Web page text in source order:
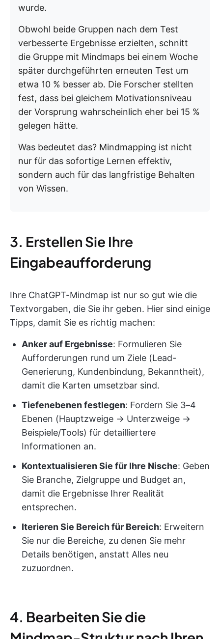
wurde.
Obwohl beide Gruppen nach dem Test
verbesserte Ergebnisse erzielten, schnitt
die Gruppe mit Mindmaps bei einem Woche
später durchgeführten erneuten Test um
etwa 10 % besser ab. Die Forscher stellten
fest, dass bei gleichem Motivationsniveau
der Vorsprung wahrscheinlich eher bei 15 %
gelegen hätte.
Was bedeutet das? Mindmapping ist nicht
nur für das sofortige Lernen effektiv,
sondern auch für das langfristige Behalten
von Wissen.
3. Erstellen Sie Ihre
Eingabeaufforderung
Ihre ChatGPT-Mindmap ist nur so gut wie die
Textvorgaben, die Sie ihr geben. Hier sind einige
Tipps, damit Sie es richtig machen:
Anker auf Ergebnisse: Formulieren Sie
Aufforderungen rund um Ziele (Lead-
Generierung, Kundenbindung, Bekanntheit),
damit die Karten umsetzbar sind.
Tiefenebenen festlegen: Fordern Sie 3–4
Ebenen (Hauptzweige → Unterzweige →
Beispiele/Tools) für detailliertere
Informationen an.
Kontextualisieren Sie für Ihre Nische: Geben
Sie Branche, Zielgruppe und Budget an,
damit die Ergebnisse Ihrer Realität
entsprechen.
Iterieren Sie Bereich für Bereich: Erweitern
Sie nur die Bereiche, zu denen Sie mehr
Details benötigen, anstatt Alles neu
zuzuordnen.
4. Bearbeiten Sie die